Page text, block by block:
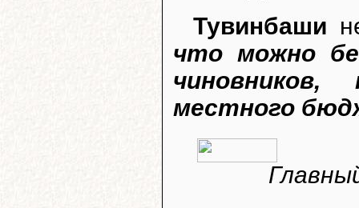
Тувинбаши
что можно
местного